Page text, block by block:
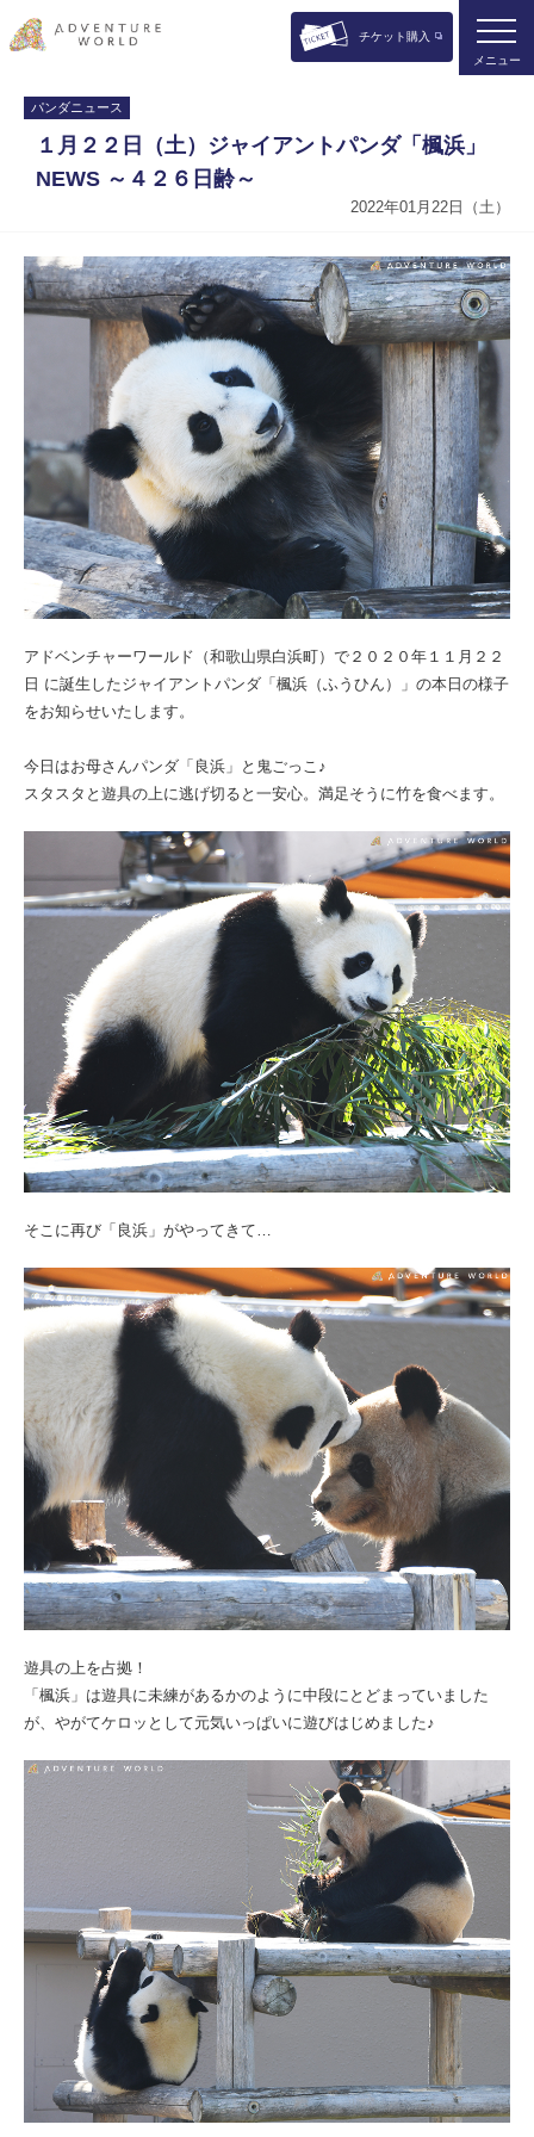
チケット購入
メニュー
パンダニュース
１月２２日（土）ジャイアントパンダ「楓浜」
NEWS ～４２６日齢～
2022年01月22日（土）
アドベンチャーワールド（和歌山県白浜町）で２０２０年１１月２２
日 に誕生したジャイアントパンダ「楓浜（ふうひん）」の本日の様子
をお知らせいたします。
今日はお母さんパンダ「良浜」と鬼ごっこ♪
スタスタと遊具の上に逃げ切ると一安心。満足そうに竹を食べます。
そこに再び「良浜」がやってきて…
遊具の上を占拠！
「楓浜」は遊具に未練があるかのように中段にとどまっていました
が、やがてケロッとして元気いっぱいに遊びはじめました♪